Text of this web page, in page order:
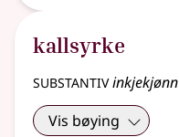
kallsyrke
substantivinkjekjønn
Vis bøying